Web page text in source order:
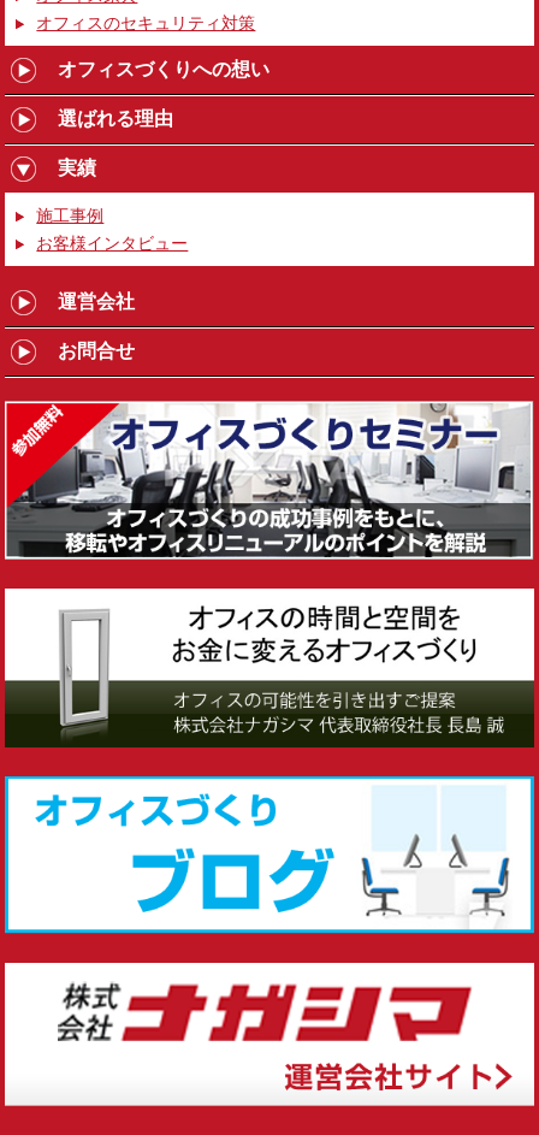
オフィスのセキュリティ対策
オフィスづくりへの想い
選ばれる理由
実績
施工事例
お客様インタビュー
運営会社
お問合せ